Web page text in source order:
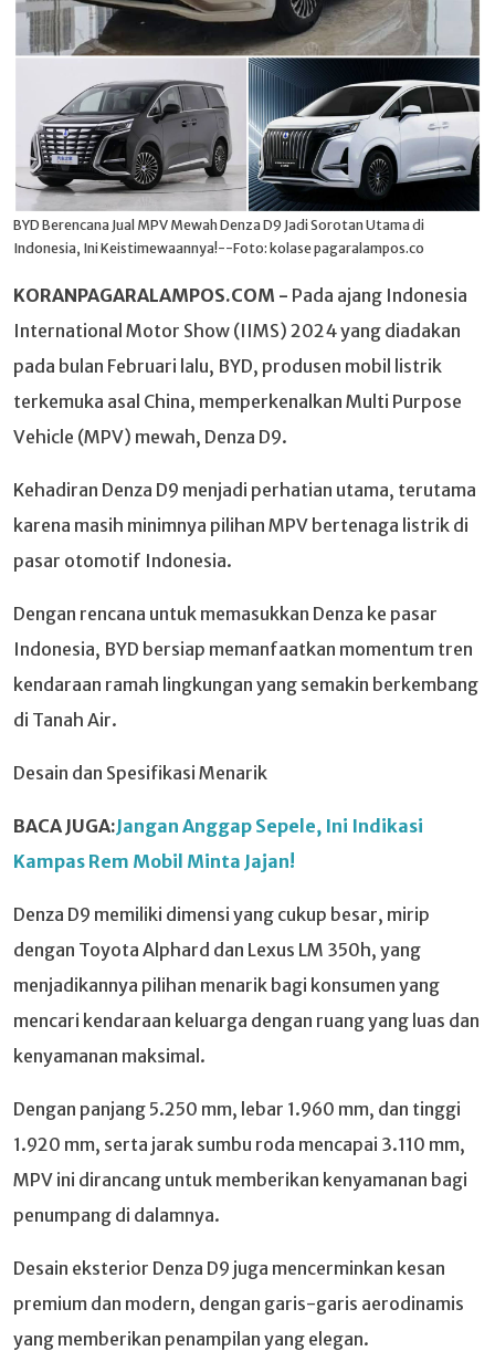
BYD Berencana Jual MPV Mewah Denza D9 Jadi Sorotan Utama di
Indonesia, Ini Keistimewaannya!--Foto: kolase pagaralampos.co
KORANPAGARALAMPOS.COM - Pada ajang Indonesia
International Motor Show (IIMS) 2024 yang diadakan
pada bulan Februari lalu, BYD, produsen mobil listrik
terkemuka asal China, memperkenalkan Multi Purpose
Vehicle (MPV) mewah, Denza D9.
Kehadiran Denza D9 menjadi perhatian utama, terutama
karena masih minimnya pilihan MPV bertenaga listrik di
pasar otomotif Indonesia.
Dengan rencana untuk memasukkan Denza ke pasar
Indonesia, BYD bersiap memanfaatkan momentum tren
kendaraan ramah lingkungan yang semakin berkembang
di Tanah Air.
Desain dan Spesifikasi Menarik
BACA JUGA:Jangan Anggap Sepele, Ini Indikasi
Kampas Rem Mobil Minta Jajan!
Denza D9 memiliki dimensi yang cukup besar, mirip
dengan Toyota Alphard dan Lexus LM 350h, yang
menjadikannya pilihan menarik bagi konsumen yang
mencari kendaraan keluarga dengan ruang yang luas dan
kenyamanan maksimal.
Dengan panjang 5.250 mm, lebar 1.960 mm, dan tinggi
1.920 mm, serta jarak sumbu roda mencapai 3.110 mm,
MPV ini dirancang untuk memberikan kenyamanan bagi
penumpang di dalamnya.
Desain eksterior Denza D9 juga mencerminkan kesan
premium dan modern, dengan garis-garis aerodinamis
yang memberikan penampilan yang elegan.